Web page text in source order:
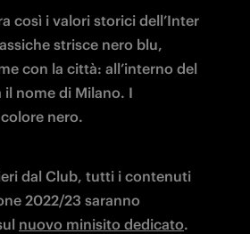
così i valori storici dell’Inter
strisce nero blu,
con la città: all’interno del
nome di Milano. I
nero.
dal Club, tutti i contenuti
2022/23 saranno
nuovo minisito dedicato.